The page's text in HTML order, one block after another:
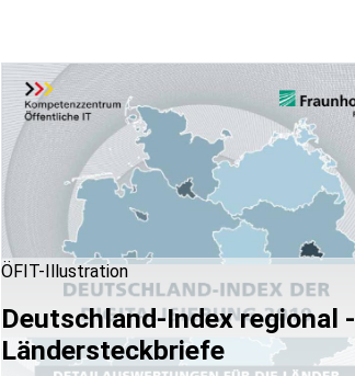
ÖFIT-Illustration
Deutschland-Index regional -
Ländersteckbriefe